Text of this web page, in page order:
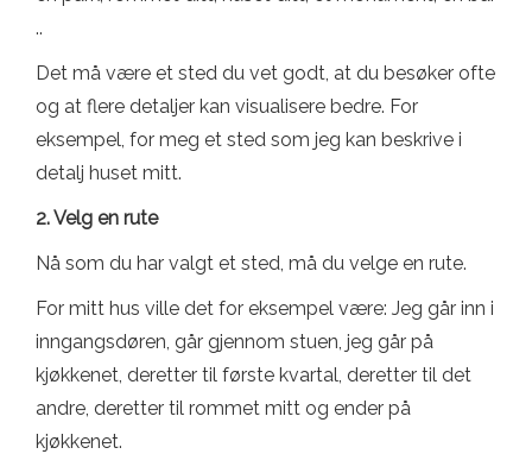
..
Det må være et sted du vet godt, at du besøker ofte
og at flere detaljer kan visualisere bedre. For
eksempel, for meg et sted som jeg kan beskrive i
detalj huset mitt.
2. Velg en rute
Nå som du har valgt et sted, må du velge en rute.
For mitt hus ville det for eksempel være: Jeg går inn i
inngangsdøren, går gjennom stuen, jeg går på
kjøkkenet, deretter til første kvartal, deretter til det
andre, deretter til rommet mitt og ender på
kjøkkenet.